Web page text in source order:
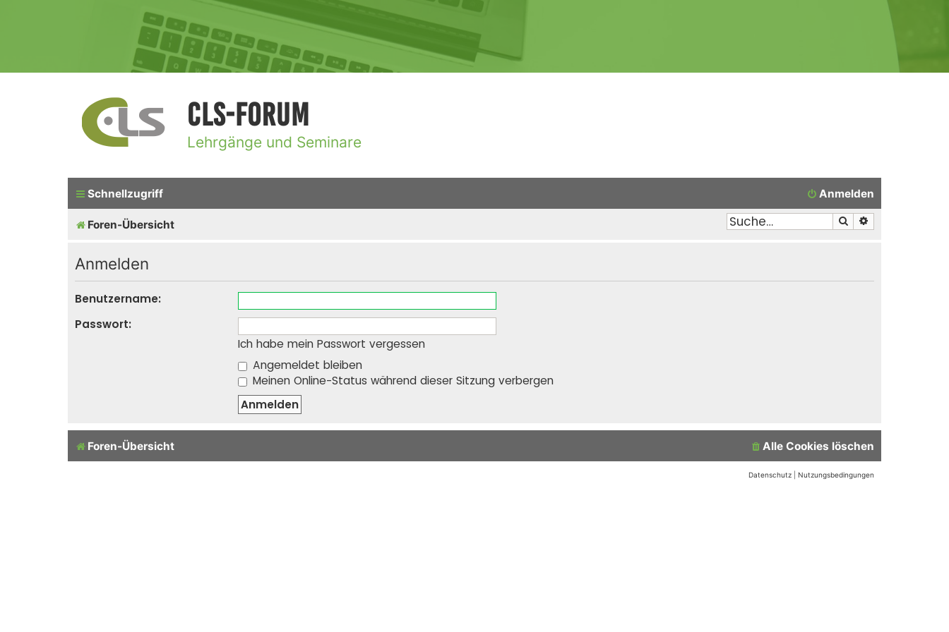
CLS-Forum
Lehrgänge und Seminare
Schnellzugriff Anmelden
Foren-Übersicht Suche
Anmelden
Benutzername:
Passwort:
Ich habe mein Passwort vergessen
Angemeldet bleiben
Meinen Online-Status während dieser Sitzung verbergen
Foren-Übersicht Alle Cookies löschen
Datenschutz Nutzungsbedingungen